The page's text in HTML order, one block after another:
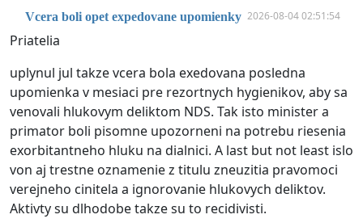
Vcera boli opet expedovane upomienky 2026-08-04 02:51:54
Priatelia
uplynul jul takze vcera bola exedovana posledna
upomienka v mesiaci pre rezortnych hygienikov, aby sa
venovali hlukovym deliktom NDS. Tak isto minister a
primator boli pisomne upozorneni na potrebu riesenia
exorbitantneho hluku na dialnici. A last but not least islo
von aj trestne oznamenie z titulu zneuzitia pravomoci
verejneho cinitela a ignorovanie hlukovych deliktov.
Aktivty su dlhodobe takze su to recidivisti.